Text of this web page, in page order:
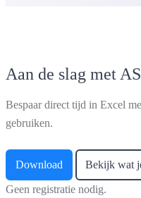
Aan de slag met
Bespaar direct tijd in Excel
gebruiken.
Download Bekijk wat
Geen registratie nodig.